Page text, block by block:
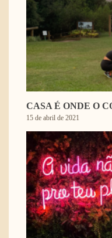
CASA É ONDE O
15 de abril de 2021